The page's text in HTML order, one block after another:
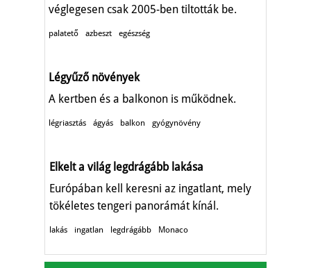
véglegesen csak 2005-ben tiltották be.
palatető azbeszt egészség
Légyűző növények
A kertben és a balkonon is működnek.
légriasztás ágyás balkon gyógynövény
Elkelt a világ legdrágább lakása
Európában kell keresni az ingatlant, mely
tökéletes tengeri panorámát kínál.
lakás ingatlan legdrágább Monaco